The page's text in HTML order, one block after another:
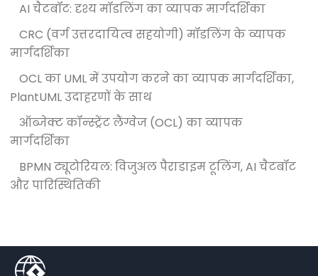
AI चैटबॉट: दृश्य मॉडलिंग का व्यापक मार्गदर्शिका
CRC (वर्ग उत्तरदायित्व सहयोगी) मॉडलिंग के व्यापक
मार्गदर्शिका
OCL का UML में उपयोग करने का व्यापक मार्गदर्शिका,
PlantUML उदाहरणों के साथ
ऑब्जेक्ट कॉन्स्ट्रेंट लैंग्वेज (OCL) का व्यापक
मार्गदर्शिका
BPMN ट्यूटोरियल: विजुअल पैराडाइम टूलिंग, AI चैटबॉट
और पारिस्थितिकी